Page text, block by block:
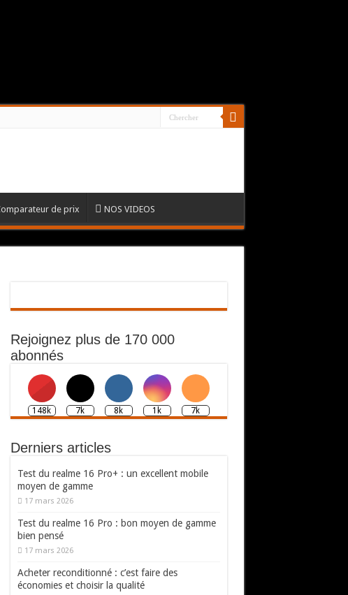
de prix NOS VIDEOS
Rejoignez plus de 170 000
abonnés
148k 7k 8k 1k 7k
Derniers articles
Test du realme 16 Pro+ : un excellent mobile
moyen de gamme
17 mars 2026
Test du realme 16 Pro : bon moyen de gamme
bien pensé
17 mars 2026
Acheter reconditionné : c’est faire des
économies et choisir la qualité